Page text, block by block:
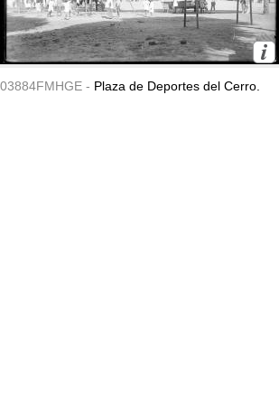
03884FMHGE - Plaza de Deportes del Cerro.